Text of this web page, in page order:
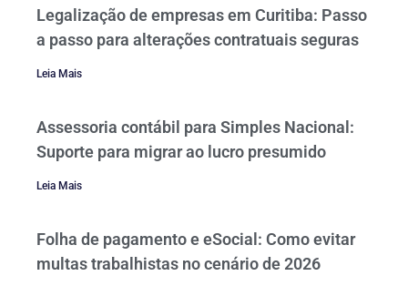
Legalização de empresas em Curitiba: Passo
a passo para alterações contratuais seguras
Leia Mais
Assessoria contábil para Simples Nacional:
Suporte para migrar ao lucro presumido
Leia Mais
Folha de pagamento e eSocial: Como evitar
multas trabalhistas no cenário de 2026